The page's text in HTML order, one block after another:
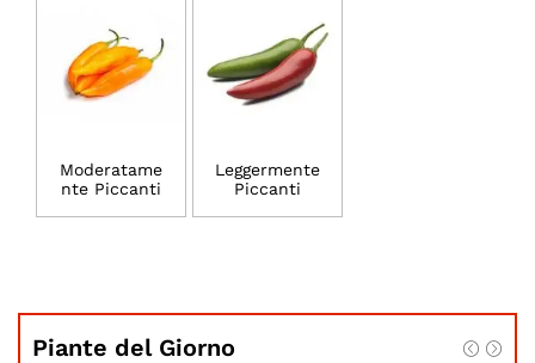
Moderatame
nte Piccanti
Leggermente
Piccanti
Piante del Giorno